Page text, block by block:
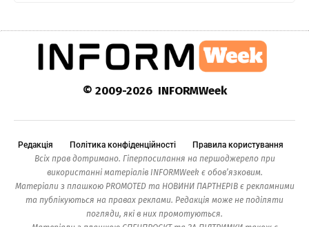
© 2009-2026 INFORMWeek
Редакція Політика конфіденційності
Правила користування
Всіх прав дотримано. Гіперпосилання на першоджерело при
використанні матеріалів INFORMWeek є обов’язковим.
Матеріали з плашкою PROMOTED та НОВИНИ ПАРТНЕРІВ є рекламними
та публікуються на правах реклами. Редакція може не поділяти
погляди, які в них промотуються.